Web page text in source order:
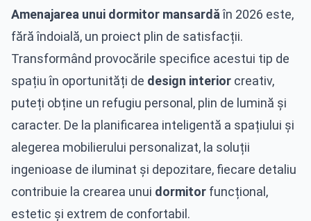
Amenajarea unui dormitor mansardăîn 2026 este,
fără îndoială, un proiect plin de satisfacții.
Transformând provocările specifice acestui tip de
spațiu în oportunități de design interior creativ,
puteți obține un refugiu personal, plin de lumină și
caracter. De la planificarea inteligentă a spațiului și
alegerea mobilierului personalizat, la soluții
ingenioase de iluminat și depozitare, fiecare detaliu
contribuie la crearea unui dormitor funcțional,
estetic și extrem de confortabil.